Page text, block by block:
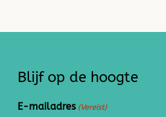
Blijf op de hoogte
E-mailadres (Vereist)